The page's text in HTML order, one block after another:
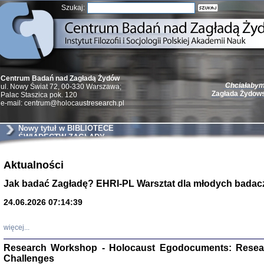
Szukaj:
Zagłada
Deborah Dash
Turski, Laurence
Centrum Badań nad Zagładą Żydów
ul. Nowy Świat 72, 00-330 Warszawa;
Palac Staszica pok. 120
e-mail: centrum@holocaustresearch.pl
Nowy tytuł w BIBLIOTECE
ŚWIADECTW ZAGŁADY
Aktualności
Jak badać Zagładę? EHRI-PL Warsztat dla młodych
24.06.2026 07:14:39
więcej...
Research Workshop - Holocaust Egodocuments:
Challenges